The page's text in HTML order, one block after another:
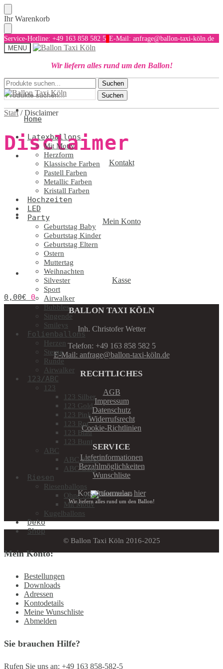
Skip
to
navigation
Skip
to
content
Ihr Warenkorb
Service-Hotline: +49 163 858 582 5 E-Mail: anfrage@ballon-taxi-köln.de
MENU
Wir liefern alles rund um den Ballon!
Suchen
nach:
Suchen
Kontakt
Mein Konto
Kasse
0,00€ 0
Suchen
nach:
Suchen
Home
Latexballons
Mit Motiv
Herzform
Klassische Farben
Pastell Farben
Metallic Farben
Kristall Farben
Hochzeiten
LED
Party
Geburtstag Baby
Geburtstag Kinder
Geburtstag Eltern
Ostern
Muttertag
Weihnachten
Silvester
Sport
Airwalker
Bubbles
Singende
Smileys
Folienballons
Herzen
Sterne
Runde
Airwalker
123/ABC
123
123 Silber
123 Gold
123 Pink
123 Rot
123 Blau
123 Bunt
ABC
ABC Silber
ABC Gold
Riesen
Riesenballons
Ohne Motiv
Mit Motiv
Kugelballons
Deko
Shop
Mein Konto:
Bestellungen
Downloads
Adressen
Kontodetails
Meine Wunschliste
Abmelden
Sie brauchen Hilfe?
Rufen Sie uns an: +49 163 858-582-5
Start /Disclaimer
Disclaimer
BALLON TAXI KÖLN
Inh. Christofer Wetter
Telefon: +49 163 858 582 5
E-Mail: anfrage@ballon-taxi-köln.de
RECHTLICHES
AGB
Impressum
Datenschutz
Widerrufsrecht
Cookie-Richtlinien
SERVICE
Lieferinformationen
Bezahlmöglichkeiten
Wunschliste
Kontaktformular:hier
Wir liefern alles rund um den Ballon!
© Ballon Taxi Köln 2016-2025